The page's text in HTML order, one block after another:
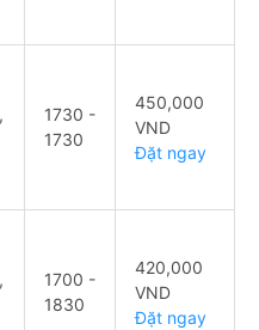
1730 -
1730
450,000
VND
Đặt ngay
1700 -
1830
420,000
VND
Đặt ngay